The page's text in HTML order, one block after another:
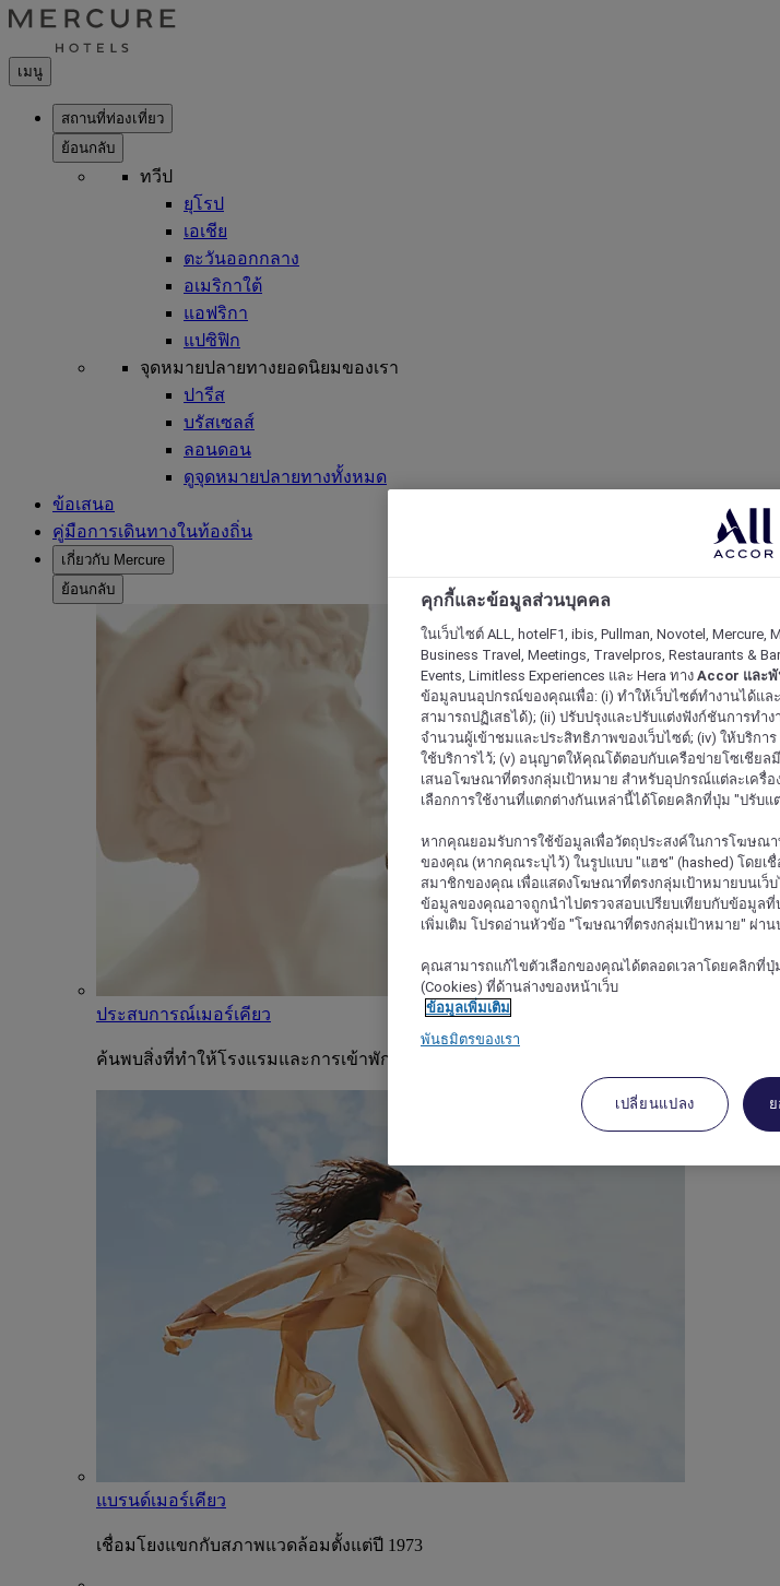
เมนู
สถานที่ท่องเที่ยว
ย้อนกลับ
ทวีป
ยุโรป
เอเชีย
ตะวันออกกลาง
อเมริกาใต้
แอฟริกา
แปซิฟิก
จุดหมายปลายทางยอดนิยมของเรา
ปารีส
บรัสเซลส์
ลอนดอน
ดูจุดหมายปลายทางทั้งหมด
ข้อเสนอ
คู่มือการเดินทางในท้องถิ่น
เกี่ยวกับ Mercure
ย้อนกลับ
ประสบการณ์เมอร์เคียว
ค้นพบสิ่งที่ทำให้โรงแรมและการเข้าพักแต่ละครั้งของเมอร์เคียวเป็นเอกลักษณ์
แบรนด์เมอร์เคียว
เชื่อมโยงแขกกับสภาพแวดล้อมตั้งแต่ปี 1973
คุกกี้และข้อมูลส่วนบุคคล
ในเว็บไซต์ ALL, hotelF1, ibis, Pullman, Novotel, Mercure,
Business Travel, Meetings, Travelpros, Restaurants &
Events, Limitless Experiences และ Hera ทาง Accor และ
ข้อมูลบนอุปกรณ์ของคุณเพื่อ: (i) ทำให้เว็บไซต์ทำงานได้แ
สามารถปฏิเสธได้); (ii) ปรับปรุงและปรับแต่งฟังก์ชันการทำ
จำนวนผู้เข้าชมและประสิทธิภาพของเว็บไซต์; (iv) ให้บริก
ใช้บริการไว้; (v) อนุญาตให้คุณโต้ตอบกับเครือข่ายโซเชียล
เสนอโฆษณาที่ตรงกลุ่มเป้าหมาย สำหรับอุปกรณ์แต่ละเครื่
เลือกการใช้งานที่แตกต่างกันเหล่านี้ได้โดยคลิกที่ปุ่ม "ปรับแต่
หากคุณยอมรับการใช้ข้อมูลเพื่อวัตถุประสงค์ในการโฆษณา
ของคุณ (หากคุณระบุไว้) ในรูปแบบ "แฮช" (hashed) โดยเ
สมาชิกของคุณ เพื่อแสดงโฆษณาที่ตรงกลุ่มเป้าหมายบนเว็
ข้อมูลของคุณอาจถูกนำไปตรวจสอบเปรียบเทียบกับข้อมูล
เพิ่มเติม โปรดอ่านหัวข้อ "โฆษณาที่ตรงกลุ่มเป้าหมาย" ผ่าน
คุณสามารถแก้ไขตัวเลือกของคุณได้ตลอดเวลาโดยคลิกที่ปุ่
(Cookies) ที่ด้านล่างของหน้าเว็บ
ข้อมูลเพิ่มเติม
พันธมิตรของเรา
เปลี่ยนแปลง